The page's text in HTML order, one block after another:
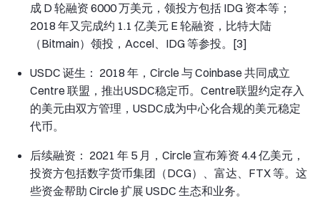
成 D 轮融资 6000 万美元，领投方包括 IDG 资本等；
2018 年又完成约 1.1 亿美元 E 轮融资，比特大陆
（Bitmain）领投，Accel、IDG 等参投。[3]
USDC 诞生： 2018 年，Circle 与 Coinbase 共同成立
Centre 联盟，推出USDC稳定币。Centre联盟约定存入
的美元由双方管理，USDC成为中心化合规的美元稳定
代币。
后续融资： 2021 年 5 月，Circle 宣布筹资 4.4 亿美元，
投资方包括数字货币集团（DCG）、富达、FTX 等。这
些资金帮助 Circle 扩展 USDC 生态和业务。